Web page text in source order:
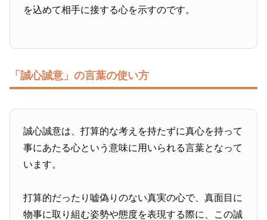
を込めて相手に接する心を示すのです。
「誠心誠意」の言葉の使い方
誠心誠意は、打算的な考えを持たずに真心を持って
事にあたる心という意味に用いられる言葉となって
います。
打算的だったり嘘偽りのない真実の心で、真面目に
物事に取り組む姿勢や態度を表現する際に、この誠